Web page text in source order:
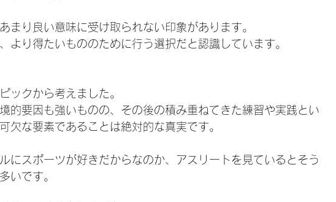
まり良い意味に受け取られない印象があります。
より得たいもののために行う選択だと認識しています。
ックから考えました。
的要因も強いものの、その後の積み重ねてきた練習や実践とい
欠な要素であることは絶対的な真実です。
にスポーツが好きだからなのか、アスリートを見ているとそう
いです。